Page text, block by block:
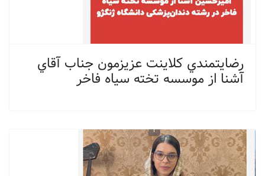
رضايتمندي كلاينت عزيزمون جناب آقاي
آشنا از موسسه تخته سياه فاخر